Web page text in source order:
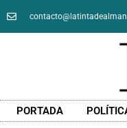
PORTADA